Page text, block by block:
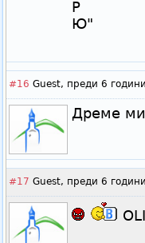
Р
Ю"
#16 Guest, преди 6 години
Дреме
#17 Guest, преди 6 години